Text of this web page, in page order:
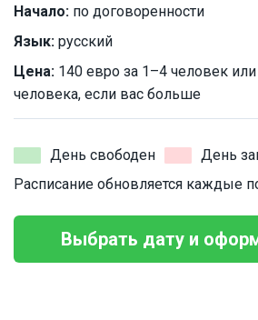
Начало: по договоренности
Язык: русский
Цена: 140 евро за 1–4 человек
человека, если вас больше
День свободен
День
Расписание обновляется каждые
Выбрать дату и